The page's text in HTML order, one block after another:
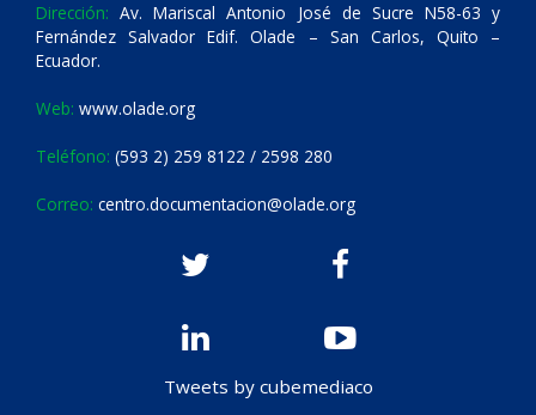
Dirección: Av. Mariscal Antonio José de Sucre N58-63 y
Fernández Salvador Edif. Olade – San Carlos, Quito –
Ecuador.
Web: www.olade.org
Teléfono: (593 2) 259 8122 / 2598 280
Correo: centro.documentacion@olade.org
Tweets by cubemediaco